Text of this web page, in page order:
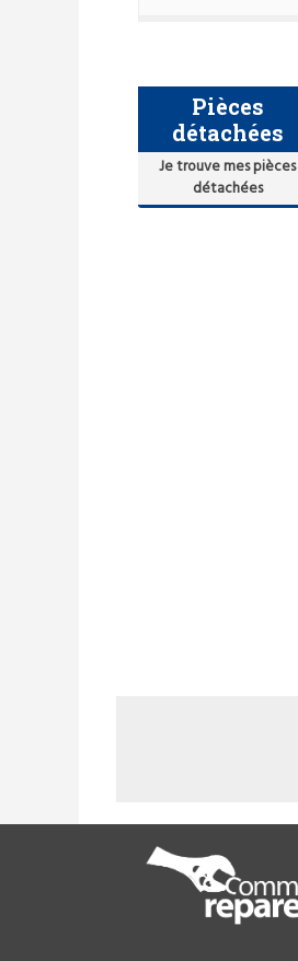
Pièces
détachées
Je trouve mes pièces
détachées